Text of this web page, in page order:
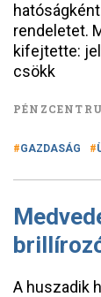
rendeletet.
kifejtette:
csökk
GAZDASÁG
A huszadik